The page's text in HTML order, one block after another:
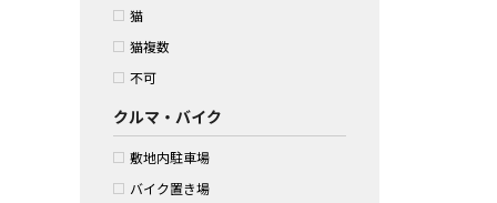
猫
猫複数
不可
クルマ・バイク
敷地内駐車場
バイク置き場